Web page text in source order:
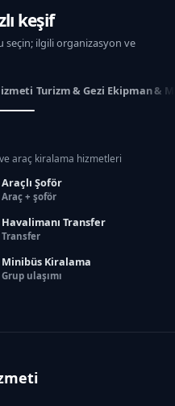
keşif
seçin; ilgili organizasyon ve
Turizm & Gezi Ekipman &
araç kiralama hizmetleri
Araçlı Şoför
Araç + şoför
Havalimanı Transfer
Transfer
Minibüs Kiralama
Grup ulaşımı